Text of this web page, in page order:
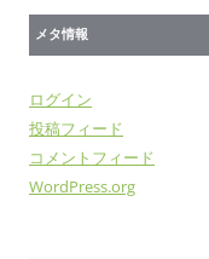
メタ情報
ログイン
投稿フィード
コメントフィード
WordPress.org